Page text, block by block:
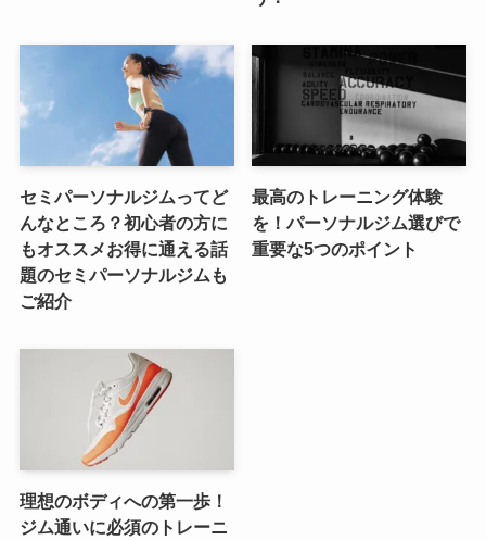
セミパーソナルジムってど
んなところ？初心者の方に
もオススメお得に通える話
題のセミパーソナルジムも
ご紹介
最高のトレーニング体験
を！パーソナルジム選びで
重要な5つのポイント
理想のボディへの第一歩！
ジム通いに必須のトレーニ